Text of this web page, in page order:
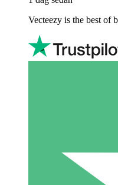
Vecteezy is the best of